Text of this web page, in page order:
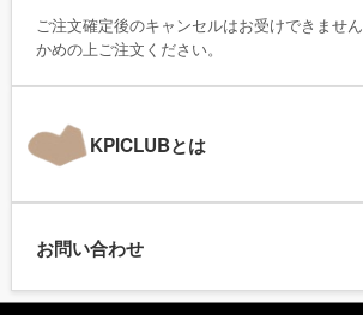
ご注文確定後のキャンセルはお受けできませ
かめの上ご注文ください。
KPICLUBとは
お問い合わせ